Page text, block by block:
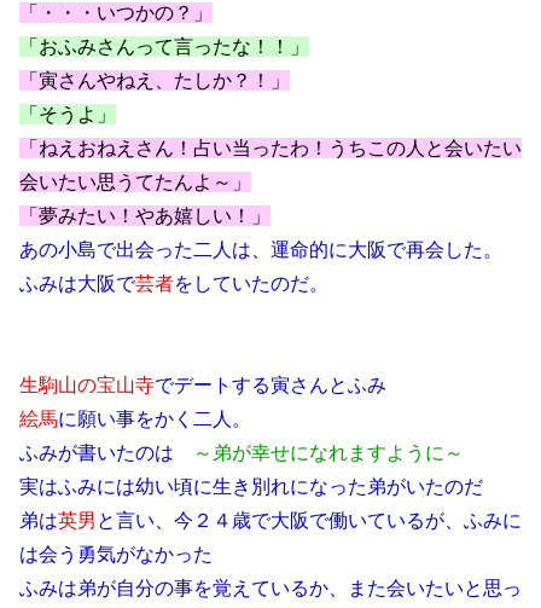
「・・・いつかの？」
「おふみさんって言ったな！！」
「寅さんやねえ、たしか？！」
「そうよ」
「ねえおねえさん！占い当ったわ！うちこの人と会いたい
会いたい思うてたんよ～」
「夢みたい！やあ嬉しい！」
あの小島で出会った二人は、運命的に大阪で再会した。
ふみは大阪で芸者をしていたのだ。
生駒山の宝山寺でデートする寅さんとふみ
絵馬に願い事をかく二人。
ふみが書いたのは
～弟が幸せになれますように～
実はふみには幼い頃に生き別れになった弟がいたのだ
弟は英男 と言い、今２４歳で大阪で働いているが、ふみに
は会う勇気がなかった
ふみは弟が自分の事を覚えているか、また会いたいと思っ